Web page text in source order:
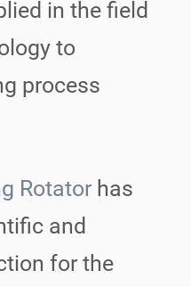
in the field
to
process
Rotator has
and
for the